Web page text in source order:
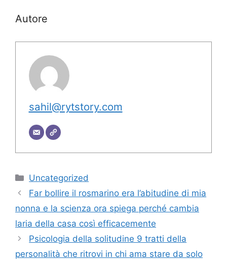
Autore
sahil@rytstory.com
Categorie
Uncategorized
Far bollire il rosmarino era l’abitudine di mia
nonna e la scienza ora spiega perché cambia
laria della casa così efficacemente
Psicologia della solitudine 9 tratti della
personalità che ritrovi in chi ama stare da solo